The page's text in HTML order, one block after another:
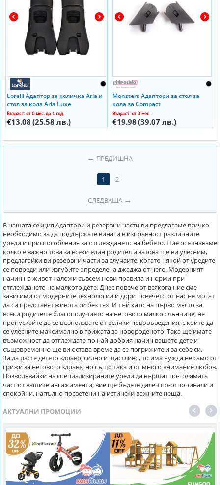
Lorelli Адаптор за количка Aria и
стол за кола Aria Luxe
Възраст: от 0 мес. до 1 год.
€13.08 (25.58 лв.)
Monsters Адаптори за стол за
кола за Compact
Възраст: от 0 мес.
€19.98 (39.07 лв.)
ПРЕДИШНА
1 2
СЛЕДВАЩА
В нашата секция Адаптори и резервни части ви предлагаме всичко
необходимо за да поддържате винаги в изправност различните
уреди и приспособления за отглеждането на бебето. Ние осъзнаваме
колко е важно това за всеки един родител и затова ще ви улесним,
предлагайки ви резервни части за случаите, когато някой от уредите
се повреди или изгубите определена джаджа от него. Модерният
начин на живот наложи съвсем нови правила и норми при
отглеждането на малкото дете. Днес повече от всякога ние сме
зависими от модерните технологии и дори повечето от нас не могат
да си представят живота си без тях. И тъй като на първо място за
всеки родител е благополучието на неговото малко слънчице, не
пропускайте да се възползвате от всички нововъведения, с които да
се улесните максимално в грижата за новороденото. Така ще имате
възможност да отглеждате по най-добрия начин вашето дете и
същевременно ще ви остава време да се погрижите и за себе си.
За да расте детето здраво, силно и щастливо, то има нужда не само от
грижи за неговото здраве, но също така и от много внимание любов.
Позволявайки на специализираните уреди да вършат по-голямата
част от вашите ангажименти, вие ще бъдете далеч по-отпочинали и
спокойни, напълно посветени на истински важните неща.
АКТУАЛНИ ПРОМОЦИИ